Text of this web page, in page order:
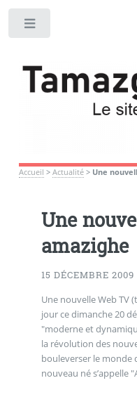
Accueil > Actualité> Une
Une
amazighe
15 DÉCEMBRE 2009
Une nouvelle Web TV
jour ce dimanche 20
"moderne et
la révolution des
bouleverser le monde
nouveau né s’appelle